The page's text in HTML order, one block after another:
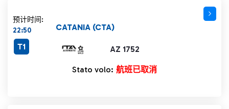
预计时间:
22:50
AZ 1752
CATANIA (CTA)
T1
Stato volo: 航班已取消